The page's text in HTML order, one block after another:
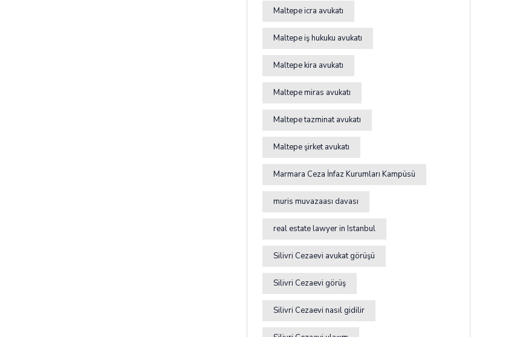
Maltepe icra avukatı
Maltepe iş hukuku avukatı
Maltepe kira avukatı
Maltepe miras avukatı
Maltepe tazminat avukatı
Maltepe şirket avukatı
Marmara Ceza İnfaz Kurumları Kampüsü
muris muvazaası davası
real estate lawyer in Istanbul
Silivri Cezaevi avukat görüşü
Silivri Cezaevi görüş
Silivri Cezaevi nasıl gidilir